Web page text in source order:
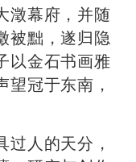
澂幕府，并随
被黜，遂归隐
以金石书画雅
冠于东南，
人的天分，